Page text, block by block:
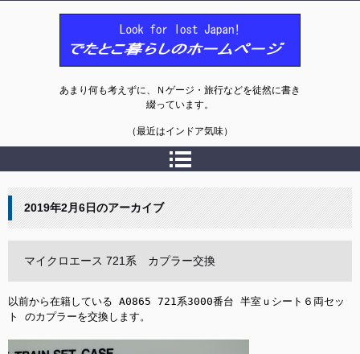
あまり何も考えずに、Ｎゲージ・旅行などを徒然に書き
綴っています。
（最近はインドア気味）
2019年2月6日のアーカイブ
マイクロエース 721系 カプラー交換
以前から在籍している A0865 721系3000番台 半室ｕシート６両セッ
ト のカプラーを交換します。